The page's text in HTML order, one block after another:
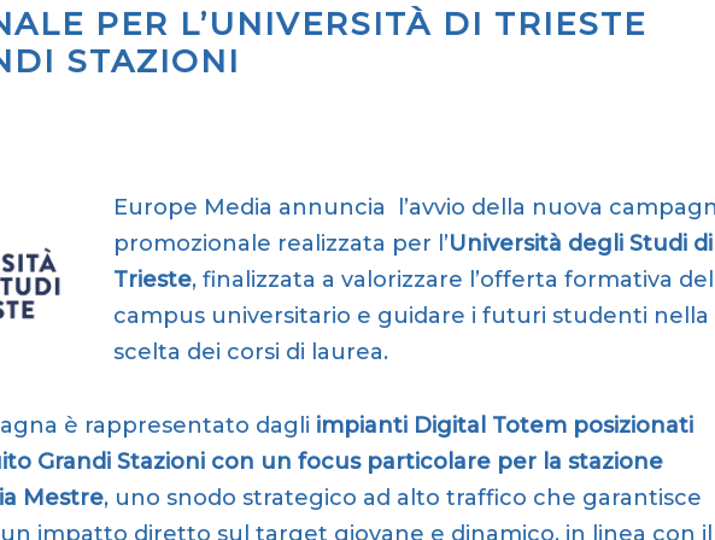
PER L’UNIVERSITÀ DI TRIESTE
STAZIONI
Europe Media annuncia l’avvio della nuova
promozionale realizzata per l’Università degli Studi di
Trieste, finalizzata a valorizzare l’offerta formativa del
campus universitario e guidare i futuri studenti nella
scelta dei corsi di laurea.
è rappresentato dagli impianti Digital Totem posizionati
Grandi Stazioni con un focus particolare per la stazione
Mestre, uno snodo strategico ad alto traffico che garantisce
un impatto diretto sul target giovane e dinamico, in linea con il